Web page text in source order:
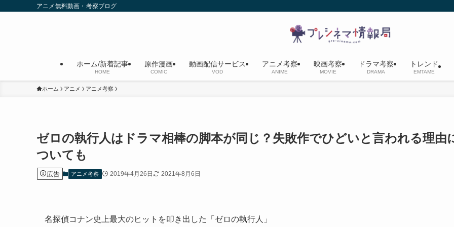
アニメ無料動画・考察ブログ
ホーム/新着記事
HOME
原作漫画
COMIC
動画配信サービス
VOD
アニメ考察
ANIME
映画考察
MOVIE
ドラマ考察
DRAMA
トレンド
EMTAME
ホーム アニメ アニメ考察
ゼロの執行人はドラマ相棒の脚本が同じ？失敗作でひどいと言われる理由
ついても
広告 アニメ考察 2019年4月26日 2021年8月6日
名探偵コナン史上最大のヒットを叩き出した「ゼロの執行人」